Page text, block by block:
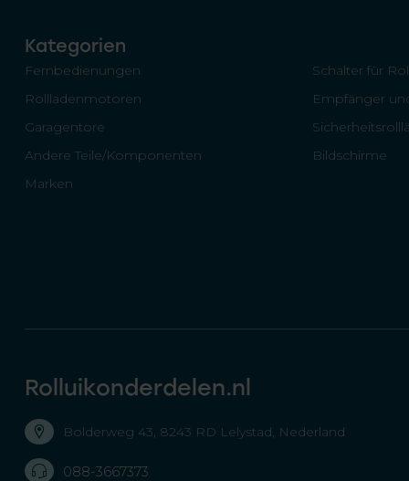
Kategorien
Fernbedienungen
Schalter für
Rollladenmotoren
Empfänger
Garagentore
Andere Teile/Komponenten
Bildschirme
Marken
Rolluikonderdelen.nl
Bolderweg 43, 8243 RD Lelystad, Nederland
088-3667373